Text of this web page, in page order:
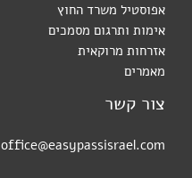
אפוסטיל משרד החוץ
אימות ותרגום מסמכים
אזרחות מרוקאית
מאמרים
צור קשר
office@easypassisrael.com